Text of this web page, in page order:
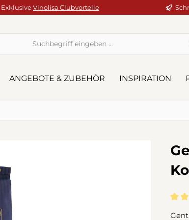
ExklusiveVinolisa Clubvorteile
ANGEBOTE & ZUBEHÖR INSPIRATION